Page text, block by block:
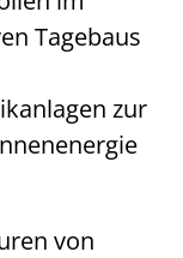
Tagebaus
zur
von